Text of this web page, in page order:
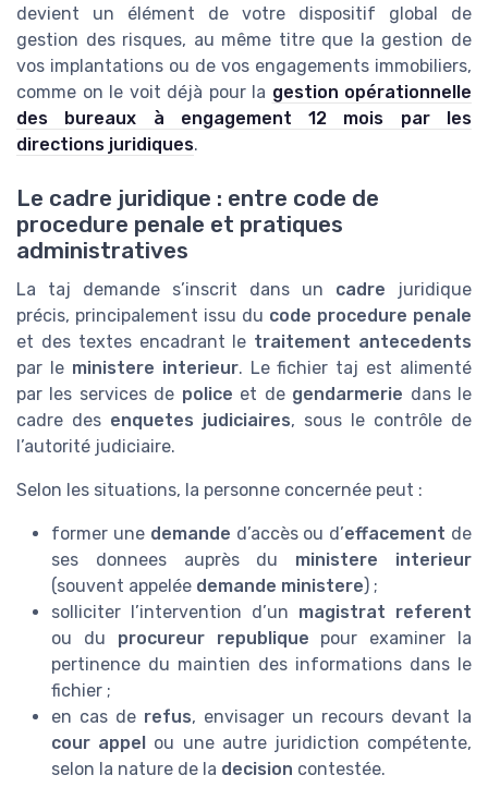
devient un élément de votre dispositif global de
gestion des risques, au même titre que la gestion de
vos implantations ou de vos engagements immobiliers,
comme on le voit déjà pour la gestion opérationnelle
des bureaux à engagement 12 mois par les
directions juridiques.
Le cadre juridique : entre code de
procedure penale et pratiques
administratives
La taj demande s’inscrit dans un cadre juridique
précis, principalement issu du code procedure penale
et des textes encadrant le traitement antecedents
par le ministere interieur. Le fichier taj est alimenté
par les services de police et de gendarmerie dans le
cadre des enquetes judiciaires, sous le contrôle de
l’autorité judiciaire.
Selon les situations, la personne concernée peut :
former une demande d’accès ou d’effacement de
ses donnees auprès du ministere interieur
(souvent appelée demande ministere) ;
solliciter l’intervention d’un magistrat referent
ou du procureur republique pour examiner la
pertinence du maintien des informations dans le
fichier ;
en cas de refus, envisager un recours devant la
cour appel ou une autre juridiction compétente,
selon la nature de la decision contestée.